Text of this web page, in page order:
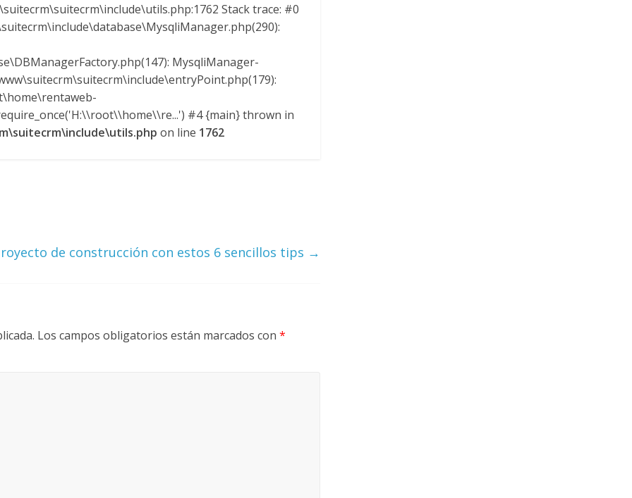
Stack trace: #0
MysqliManager-
#4 {main} thrown in
on line 1762
de construcción con estos 6 sencillos tips →
Los campos obligatorios están marcados con *